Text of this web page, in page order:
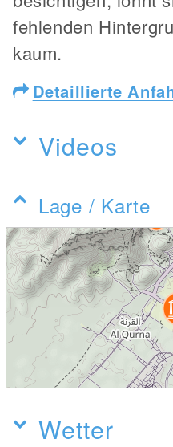
fehlenden
kaum.
Detaillierte
Videos
Lage / Karte
Wetter